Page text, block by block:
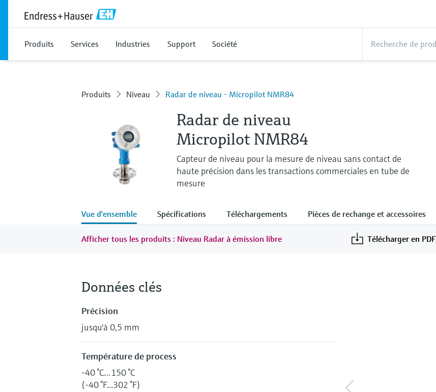
Produits Services Industries Support Société
Produits Niveau Radar de niveau - Micropilot NMR84
Radar de niveau
Micropilot NMR84
Capteur de niveau pour la mesure de niveau sans contact de
haute précision dans les transactions commerciales en tube de
mesure
Vue d'ensemble Spécifications Téléchargements Pièces de rechange et accessoires
Afficher tous les produits : Niveau Radar à émission libre Télécharger en PDF
Données clés
Précision
jusqu'à 0,5 mm
Température de process
-40 °C…150 °C
(-40 °F...302 °F)